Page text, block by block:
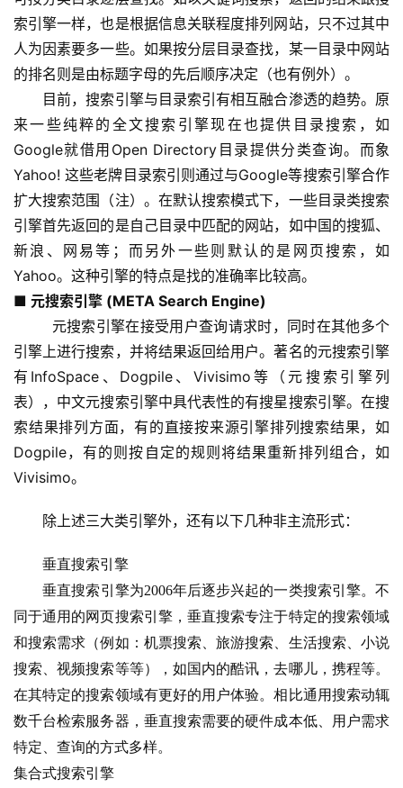
索引擎一样，也是根据信息关联程度排列网站，只不过其中
人为因素要多一些。如果按分层目录查找，某一目录中网站
的排名则是由标题字母的先后顺序决定（也有例外）。
目前，搜索引擎与目录索引有相互融合渗透的趋势。原
来一些纯粹的全文搜索引擎现在也提供目录搜索，如
Google就借用Open Directory目录提供分类查询。而象
Yahoo! 这些老牌目录索引则通过与Google等搜索引擎合作
扩大搜索范围（注）。在默认搜索模式下，一些目录类搜索
引擎首先返回的是自己目录中匹配的网站，如中国的搜狐、
新浪、网易等；而另外一些则默认的是网页搜索，如
Yahoo。这种引擎的特点是找的准确率比较高。
■ 元搜索引擎 (META Search Engine)
元搜索引擎在接受用户查询请求时，同时在其他多个
引擎上进行搜索，并将结果返回给用户。著名的元搜索引擎
有InfoSpace、Dogpile、Vivisimo等（元搜索引擎列
表），中文元搜索引擎中具代表性的有搜星搜索引擎。在搜
索结果排列方面，有的直接按来源引擎排列搜索结果，如
Dogpile，有的则按自定的规则将结果重新排列组合，如
Vivisimo。
除上述三大类引擎外，还有以下几种非主流形式：
垂直搜索引擎
垂直搜索引擎为2006年后逐步兴起的一类搜索引擎。不
同于通用的网页搜索引擎，垂直搜索专注于特定的搜索领域
和搜索需求（例如：机票搜索、旅游搜索、生活搜索、小说
搜索、视频搜索等等），如国内的酷讯，去哪儿，携程等。
在其特定的搜索领域有更好的用户体验。相比通用搜索动辄
数千台检索服务器，垂直搜索需要的硬件成本低、用户需求
特定、查询的方式多样。
集合式搜索引擎